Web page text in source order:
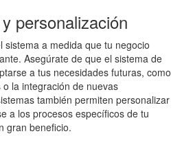
personalización
sistema a medida que tu negocio
Asegúrate de que el sistema de
a tus necesidades futuras, como
la integración de nuevas
también permiten personalizar
a los procesos específicos de tu
gran beneficio.